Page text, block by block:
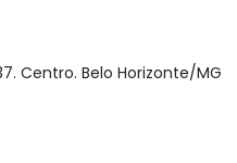
Centro. Belo Horizonte/MG